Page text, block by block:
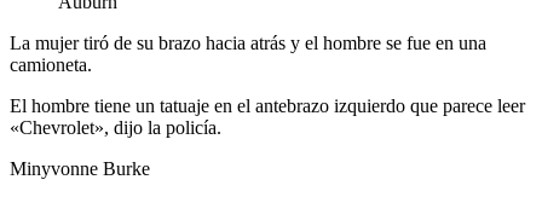
La mujer tiró de su brazo hacia atrás y el hombre se fue en una
camioneta.
El hombre tiene un tatuaje en el antebrazo izquierdo que parece leer
«Chevrolet», dijo la policía.
Minyvonne Burke